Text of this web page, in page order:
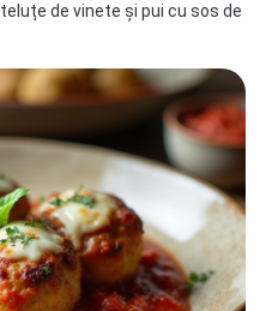
de vinete și pui cu sos de